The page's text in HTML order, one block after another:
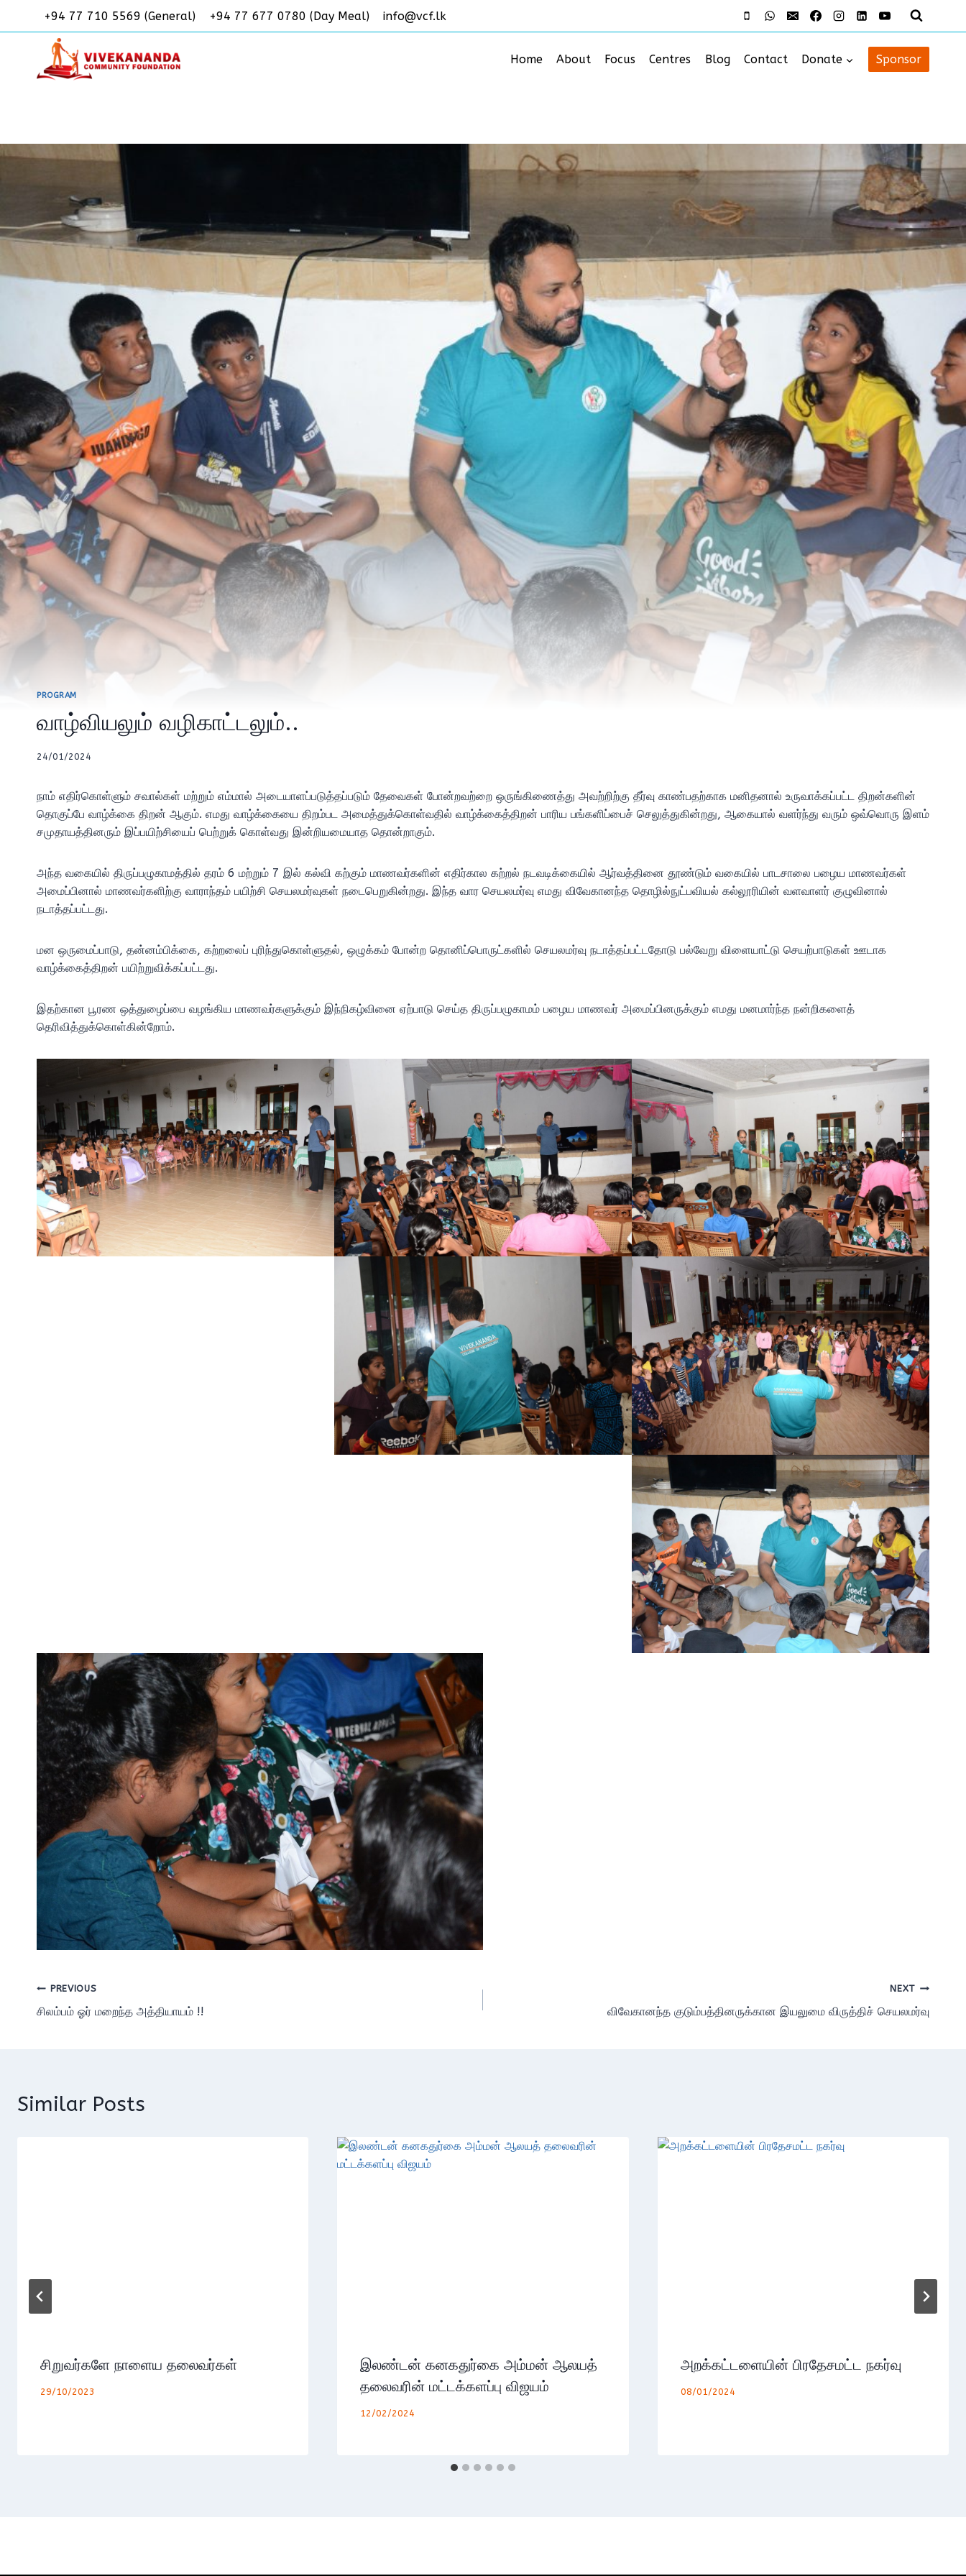
+94 77 710 5569 (General) +94 77 677 0780 (Day Meal) info@vcf.lk
Home About Focus Centres Blog Contact Donate Sponsor
PROGRAM
வாழ்வியலும் வழிகாட்டலும்..
24/01/2024
நாம் எதிர்கொள்ளும் சவால்கள் மற்றும் எம்மால் அடையாளப்படுத்தப்படும் தேவைகள் போன்றவற்றை ஒருங்கிணைத்து அவற்றிற்கு தீர்வு காண்பதற்காக மனிதனால் உருவாக்கப்பட்ட திறன்களின்
தொகுப்பே வாழ்க்கை திறன் ஆகும். எமது வாழ்க்கையை திறம்பட அமைத்துக்கொள்வதில் வாழ்க்கைத்திறன் பாரிய பங்களிப்பைச் செலுத்துகின்றது, ஆகையால் வளர்ந்து வரும் ஒவ்வொரு இளம்
சமுதாயத்தினரும் இப்பயிற்சியைப் பெற்றுக் கொள்வது இன்றியமையாத தொன்றாகும்.
அந்த வகையில் திருப்பழுகாமத்தில் தரம் 6 மற்றும் 7 இல் கல்வி கற்கும் மாணவர்களின் எதிர்கால கற்றல் நடவடிக்கையில் ஆர்வத்தினை தூண்டும் வகையில் பாடசாலை பழைய மாணவர்கள்
அமைப்பினால் மாணவர்களிற்கு வாராந்தம் பயிற்சி செயலமர்வுகள் நடைபெறுகின்றது. இந்த வார செயலமர்வு எமது விவேகானந்த தொழில்நுட்பவியல் கல்லூரியின் வளவாளர் குழுவினால்
நடாத்தப்பட்டது.
மன ஒருமைப்பாடு, தன்னம்பிக்கை, கற்றலைப் புரிந்துகொள்ளுதல், ஒழுக்கம் போன்ற தொனிப்பொருட்களில் செயலமர்வு நடாத்தப்பட்டதோடு பல்வேறு விளையாட்டு செயற்பாடுகள் ஊடாக
வாழ்க்கைத்திறன் பயிற்றுவிக்கப்பட்டது.
இதற்கான பூரண ஒத்துழைப்பை வழங்கிய மாணவர்களுக்கும் இந்நிகழ்வினை ஏற்பாடு செய்த திருப்பழுகாமம் பழைய மாணவர் அமைப்பினருக்கும் எமது மனமார்ந்த நன்றிகளைத்
தெரிவித்துக்கொள்கின்றோம்.
Post
navigation
PREVIOUS
சிலம்பம் ஓர் மறைந்த அத்தியாயம் !!
NEXT
விவேகானந்த குடும்பத்தினருக்கான இயலுமை விருத்திச் செயலமர்வு
Similar Posts
சிறுவர்களே நாளைய தலைவர்கள்
29/10/2023
இலண்டன் கனகதுர்கை அம்மன் ஆலயத்
தலைவரின் மட்டக்களப்பு விஜயம்
12/02/2024
அறக்கட்டளையின் பிரதேசமட்ட நகர்வு
08/01/2024